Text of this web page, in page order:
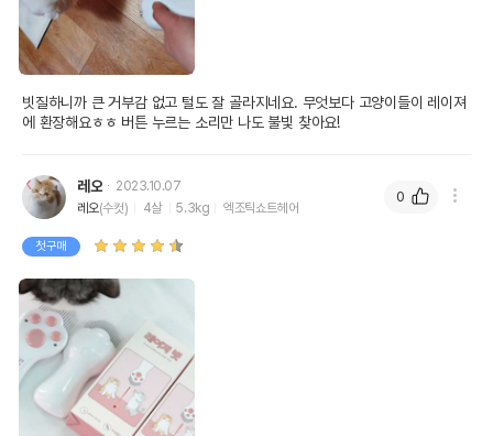
빗질하니까 큰 거부감 없고 털도 잘 골라지네요. 무엇보다 고양이들이 레이져
에 환장해요ㅎㅎ 버튼 누르는 소리만 나도 불빛 찾아요!
레오
2023.10.07
레오(수컷) 4살 5.3kg 엑조틱쇼트헤어
첫구매
0